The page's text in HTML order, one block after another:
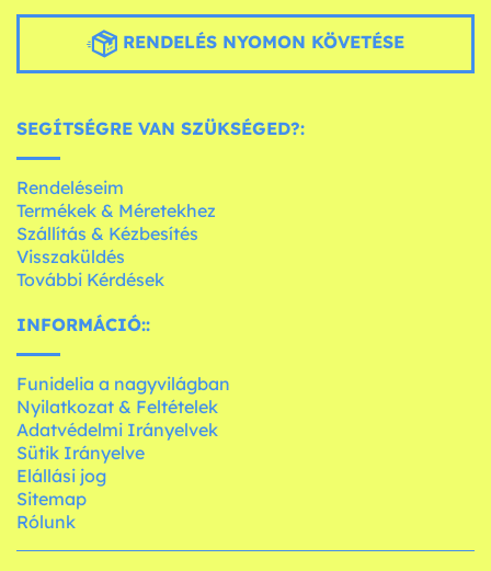
RENDELÉS NYOMON KÖVETÉSE
SEGÍTSÉGRE VAN SZÜKSÉGED?:
Rendeléseim
Termékek & Méretekhez
Szállítás & Kézbesítés
Visszaküldés
További Kérdések
INFORMÁCIÓ::
Funidelia a nagyvilágban
Nyilatkozat & Feltételek
Adatvédelmi Irányelvek
Sütik Irányelve
Elállási jog
Sitemap
Rólunk